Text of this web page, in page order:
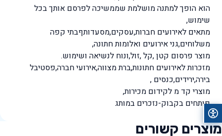
הוא הופך למתנה מושלמת שממשיכה לפרסם אותך בכל
שימוש,
מתאים לאירועים חברות,עסקים,מסעדותףבתי קפה
משלוחים,גני אירועים ואלומות חתונה,
מוצר פרסום קטן ,קל ,זול,ונוח לנשיאה ושימוש.
מזכרות לאירועים חתונות,ברת מצווה,אירועי חברה,פסטיבל
בירה,ירידים,כנסים ,
מוצרי קד מ לקידום מכירות,
פותחים בקבוק-נזכרים במותג
מוצרים קשורים